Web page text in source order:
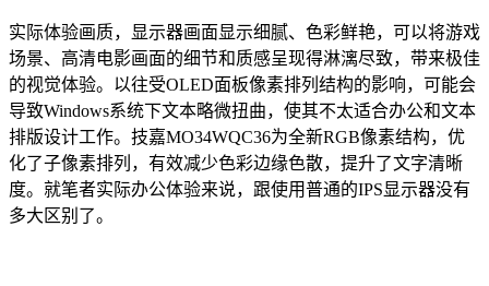
实际体验画质，显示器画面显示细腻、色彩鲜艳，可以将游戏
场景、高清电影画面的细节和质感呈现得淋漓尽致，带来极佳
的视觉体验。以往受OLED面板像素排列结构的影响，可能会
导致Windows系统下文本略微扭曲，使其不太适合办公和文本
排版设计工作。技嘉MO34WQC36为全新RGB像素结构，优
化了子像素排列，有效减少色彩边缘色散，提升了文字清晰
度。就笔者实际办公体验来说，跟使用普通的IPS显示器没有
多大区别了。